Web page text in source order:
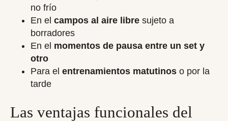
no frío
En el campos al aire libre sujeto a
borradores
En el momentos de pausa entre un set y
otro
Para el entrenamientos matutinos o por la
tarde
Las ventajas funcionales del